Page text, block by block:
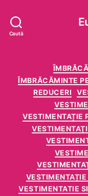
Caută
ÎMBRĂCĂMINTE
REDUCERI
VESTIMENTAȚIE
VESTIMENTATIE